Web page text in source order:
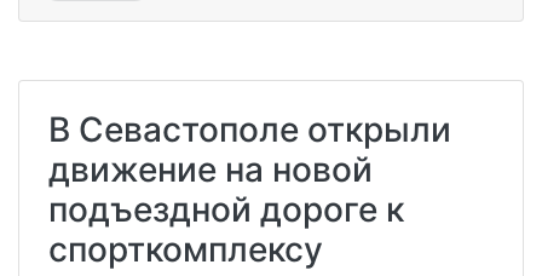
В Севастополе открыли
движение на новой
подъездной дороге к
спорткомплексу